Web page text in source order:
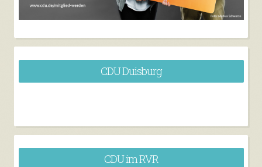
CDU Duisburg
CDU im RVR